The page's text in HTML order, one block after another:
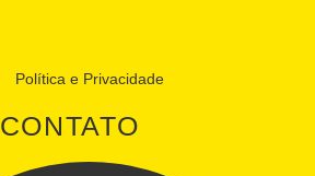
Política e Privacidade
CONTATO